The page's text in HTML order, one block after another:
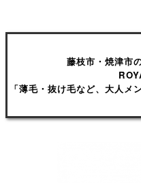
藤枝市・焼津市
「薄毛・抜け毛など、大人メ